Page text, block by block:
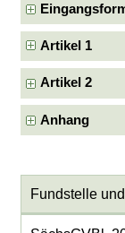
Artikel 1
Artikel 2
Anhang
Fundstelle